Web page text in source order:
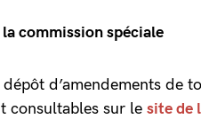
commission spéciale
d’amendements de
consultables sur le site de